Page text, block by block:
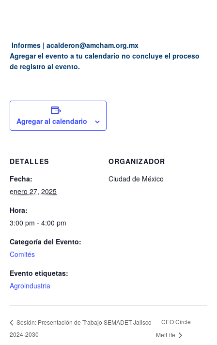
Informes | acalderon@amcham.org.mx
Agregar el evento a tu calendario no concluye el proceso
de registro al evento.
Agregar al calendario
DETALLES
Fecha:
enero 27, 2025
Hora:
3:00 pm - 4:00 pm
Categoría del Evento:
Comités
Evento etiquetas:
Agroindustria
ORGANIZADOR
Ciudad de México
Sesión: Presentación de Trabajo SEMADET Jalisco
2024-2030
CEO Circle
MetLife